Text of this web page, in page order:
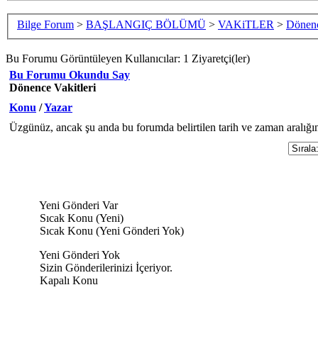
Bilge Forum > BAŞLANGIÇ BÖLÜMÜ > VAKiTLER >
Bu Forumu Görüntüleyen Kullanıcılar: 1 Ziyaretçi(ler)
Bu Forumu Okundu Say
Dönence Vakitleri
Konu /Yazar
Üzgünüz, ancak şu anda bu forumda belirtilen tarih ve zaman
Yeni Gönderi Var
Sıcak Konu (Yeni)
Sıcak Konu (Yeni Gönderi Yok)
Yeni Gönderi Yok
Sizin Gönderilerinizi İçeriyor.
Kapalı Konu